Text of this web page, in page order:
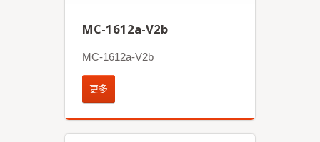
MC-1612a-V2b
MC-1612a-V2b
更多